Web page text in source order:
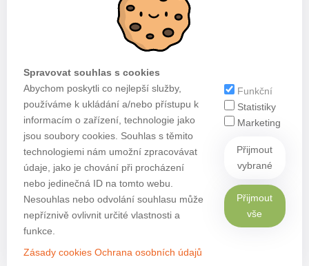
Spravovat souhlas s cookies
Abychom poskytli co nejlepší služby,
používáme k ukládání a/nebo přístupu k
informacím o zařízení, technologie jako
jsou soubory cookies. Souhlas s těmito
technologiemi nám umožní zpracovávat
údaje, jako je chování při procházení
nebo jedinečná ID na tomto webu.
Nesouhlas nebo odvolání souhlasu může
nepříznivě ovlivnit určité vlastnosti a
funkce.
Zásady cookies Ochrana osobních údajů
Funkční
Statistiky
Marketing
Přijmout
vybrané
Přijmout
vše